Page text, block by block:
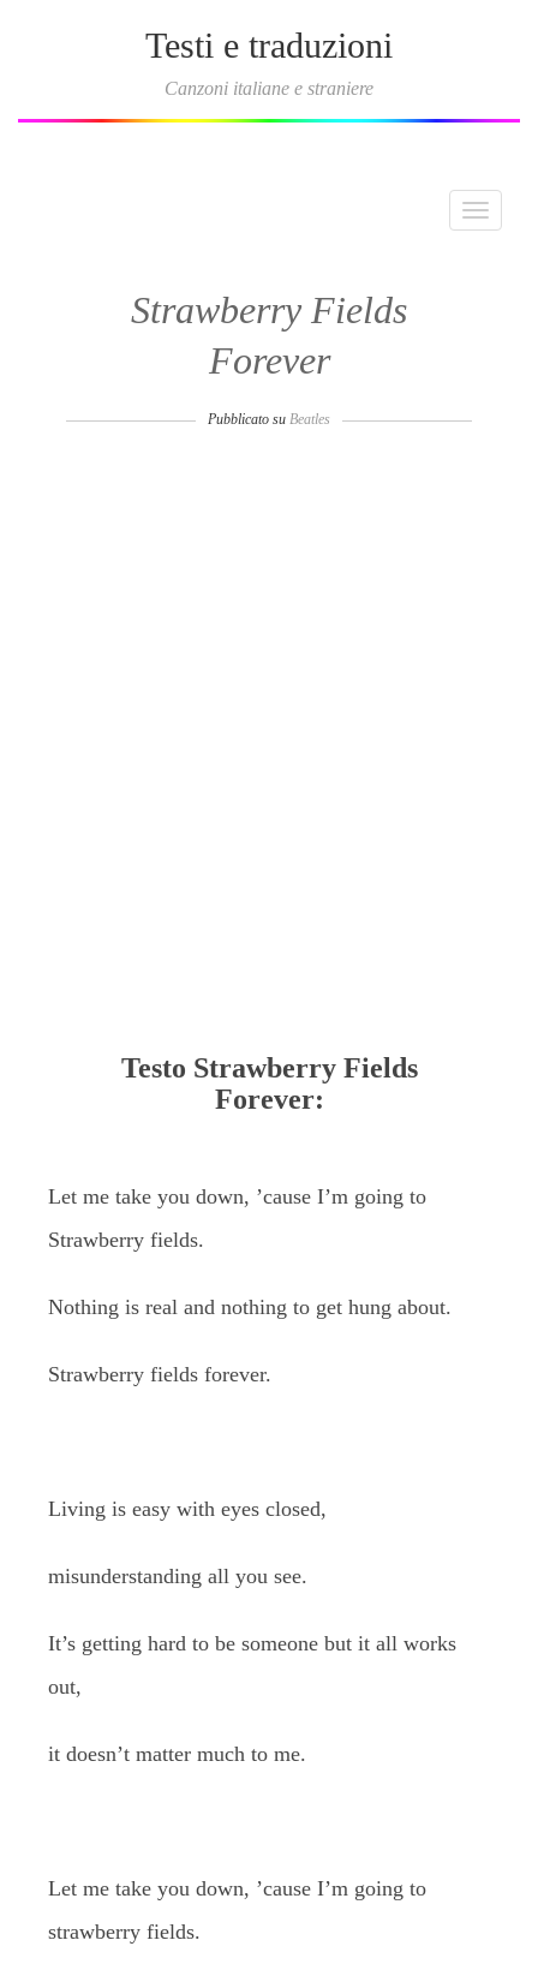
Testi e traduzioni
Canzoni italiane e straniere
Toggle
Strawberry Fields
Forever
Pubblicato su Beatles
Testo Strawberry Fields
Forever:
Let me take you down, ’cause I’m going to
Strawberry fields.
Nothing is real and nothing to get hung about.
Strawberry fields forever.
Living is easy with eyes closed,
misunderstanding all you see.
It’s getting hard to be someone but it all works
out,
it doesn’t matter much to me.
Let me take you down, ’cause I’m going to
strawberry fields.